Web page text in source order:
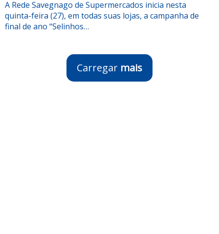
A Rede Savegnago de Supermercados inicia nesta
quinta-feira (27), em todas suas lojas, a campanha de
final de ano “Selinhos…
Carregar mais